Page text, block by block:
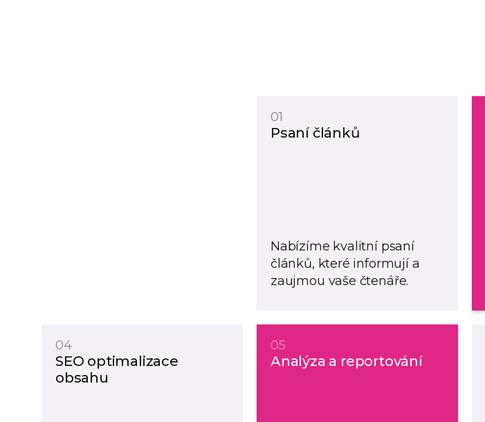
01
Psaní článků
Nabízíme kvalitní psaní
článků, které informují a
zaujmou vaše čtenáře.
04
SEO optimalizace
obsahu
05
Analýza a reportování